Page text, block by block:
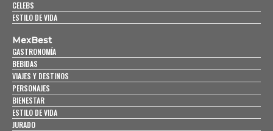
CELEBS
ESTILO DE VIDA
MexBest
GASTRONOMÍA
BEBIDAS
VIAJES Y DESTINOS
PERSONAJES
BIENESTAR
ESTILO DE VIDA
JURADO